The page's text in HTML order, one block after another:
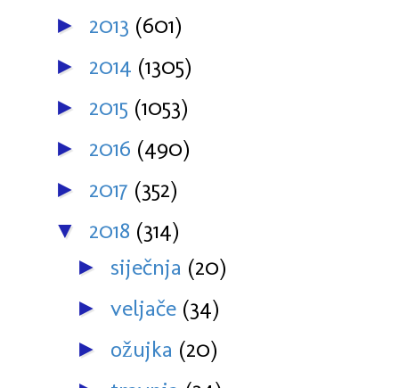
► 2013 (601)
► 2014 (1305)
► 2015 (1053)
► 2016 (490)
► 2017 (352)
▼ 2018 (314)
► siječnja (20)
► veljače (34)
► ožujka (20)